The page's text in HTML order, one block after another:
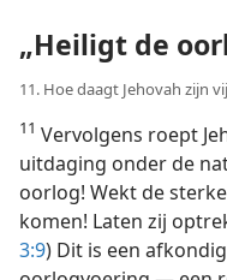
„Heiligt de
11. Hoe daagt Jehovah zijn
11 Vervolgens roept
uitdaging onder de
oorlog! Wekt de
komen! Laten zij
3:9) Dit is een